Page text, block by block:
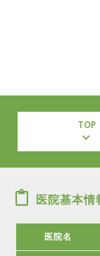
TOP
医院基本情
医院名